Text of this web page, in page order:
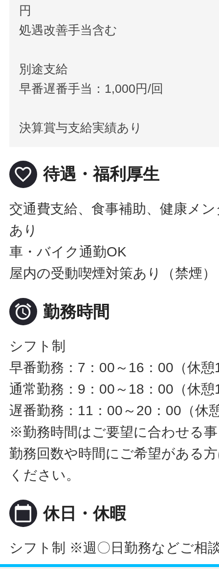
円
処遇改善手当含む
別途支給
早番遅番手当：1,000円/回
決算賞与⽀給実績あり
favorite_border 待遇・福利厚生
交通費支給、食事補助、健康メ
あり
車・バイク通勤OK
屋内の受動喫煙対策あり（禁煙）
 勤務時間
シフト制
早番勤務：7：00～16：00（休憩
通常勤務：9：00～18：00（休憩
遅番勤務：11：00～20：00（休
※勤務時間はご要望に合わせる
勤務回数や時間にご希望がある
ください。
calendar_today 休日・休暇
シフト制 ※週〇日勤務などご相